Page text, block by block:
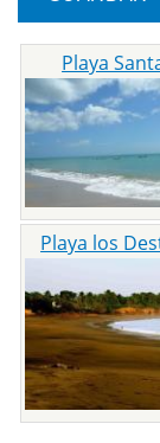
Playa
Playa los